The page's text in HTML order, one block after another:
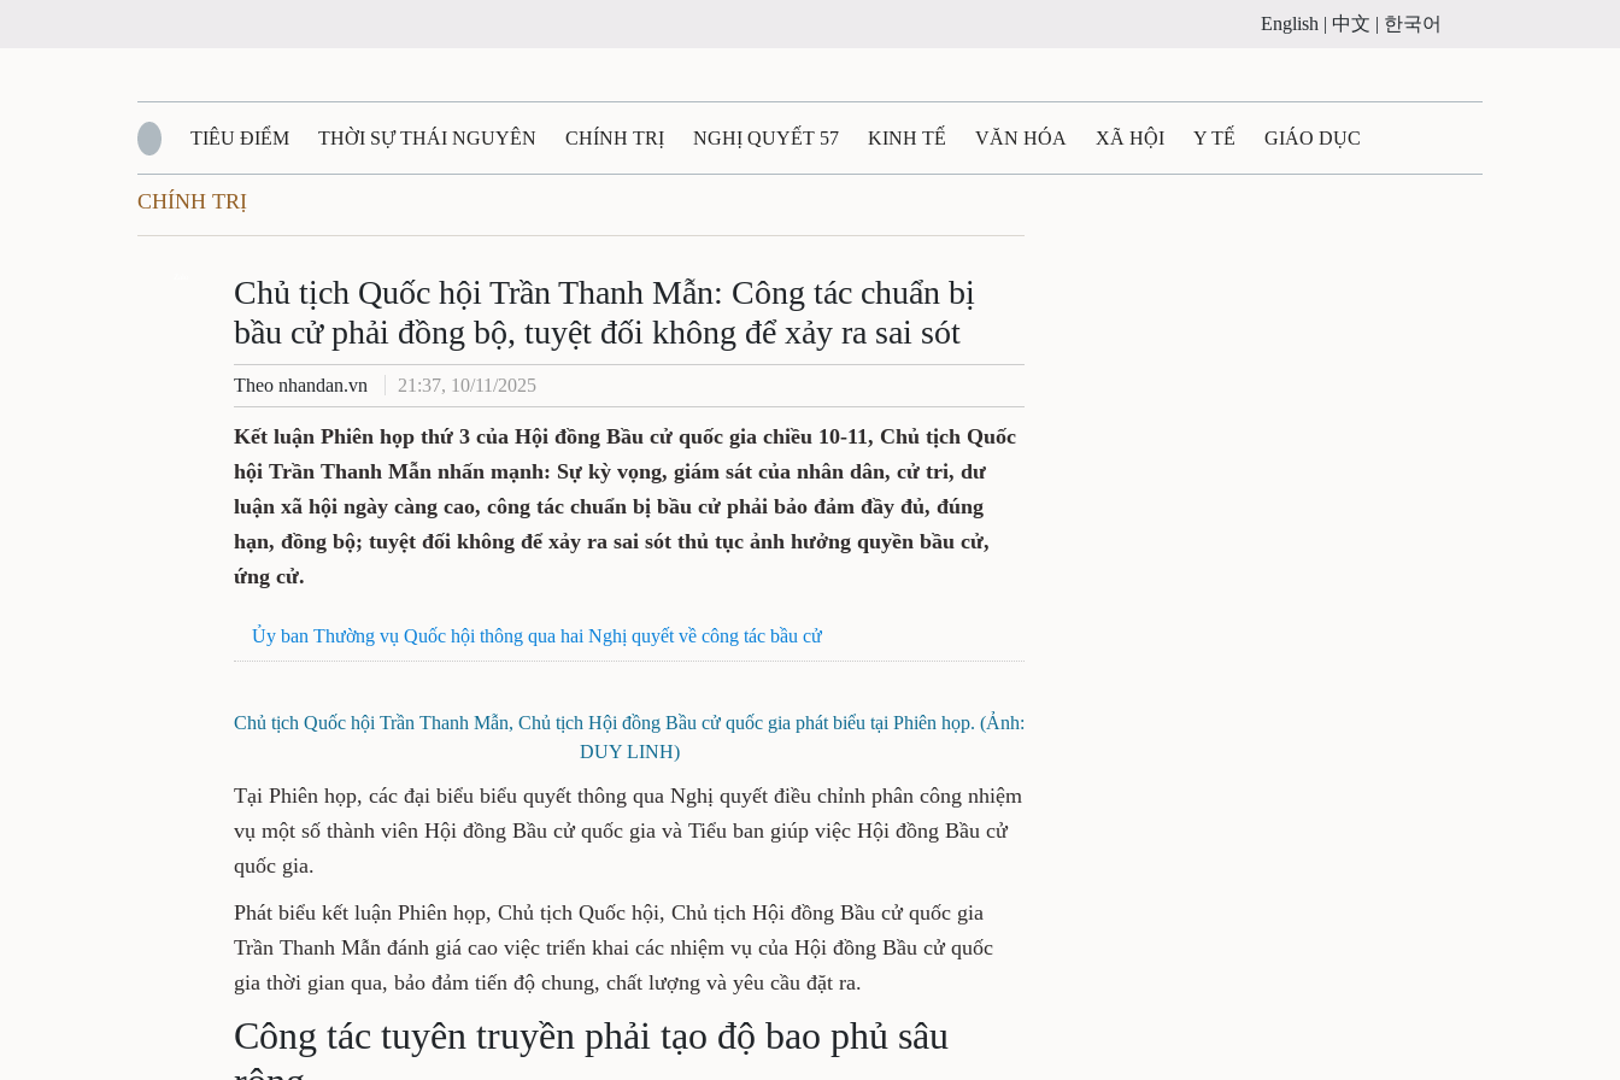
English | 中文 | 한국어
TIÊU ĐIỂM THỜI SỰ THÁI NGUYÊN CHÍNH TRỊ NGHỊ QUYẾT 57 KINH TẾ VĂN HÓA XÃ HỘI Y TẾ GIÁO DỤC
QUỐC PHÒNG - AN NINH
QUÊ HƯƠNG - ĐẤT NƯỚC QUỐC TẾ TÀI NGUYÊN - MÔI TRƯỜNG THỂ THAO THÔNG TIN - QUẢNG CÁO
VĂN BẢN, CHÍNH SÁCH MỚI VĂN NGHỆ THÁI NGUYÊN VIDEO CÁC ĐỀ ÁN TRỌNG TÂM
CHÍNH TRỊ
Chủ tịch Quốc hội Trần Thanh Mẫn: Công tác chuẩn bị
bầu cử phải đồng bộ, tuyệt đối không để xảy ra sai sót
Theo nhandan.vn 21:37, 10/11/2025
Kết luận Phiên họp thứ 3 của Hội đồng Bầu cử quốc gia chiều 10-11, Chủ tịch Quốc
hội Trần Thanh Mẫn nhấn mạnh: Sự kỳ vọng, giám sát của nhân dân, cử tri, dư
luận xã hội ngày càng cao, công tác chuẩn bị bầu cử phải bảo đảm đầy đủ, đúng
hạn, đồng bộ; tuyệt đối không để xảy ra sai sót thủ tục ảnh hưởng quyền bầu cử,
ứng cử.
Ủy ban Thường vụ Quốc hội thông qua hai Nghị quyết về công tác bầu cử
Chủ tịch Quốc hội Trần Thanh Mẫn, Chủ tịch Hội đồng Bầu cử quốc gia phát biểu tại Phiên họp. (Ảnh:
DUY LINH)
Tại Phiên họp, các đại biểu biểu quyết thông qua Nghị quyết điều chỉnh phân công nhiệm
vụ một số thành viên Hội đồng Bầu cử quốc gia và Tiểu ban giúp việc Hội đồng Bầu cử
quốc gia.
Phát biểu kết luận Phiên họp, Chủ tịch Quốc hội, Chủ tịch Hội đồng Bầu cử quốc gia
Trần Thanh Mẫn đánh giá cao việc triển khai các nhiệm vụ của Hội đồng Bầu cử quốc
gia thời gian qua, bảo đảm tiến độ chung, chất lượng và yêu cầu đặt ra.
Công tác tuyên truyền phải tạo độ bao phủ sâu